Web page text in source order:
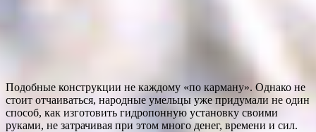
Подобные конструкции не каждому «по карману». Однако не
стоит отчаиваться, народные умельцы уже придумали не один
способ, как изготовить гидропонную установку своими
руками, не затрачивая при этом много денег, времени и сил.